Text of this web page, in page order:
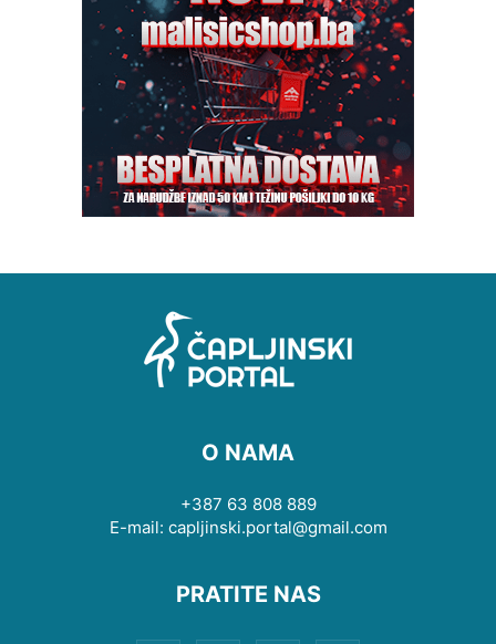
O NAMA
+387 63 808 889
E-mail: capljinski.portal@gmail.com
PRATITE NAS